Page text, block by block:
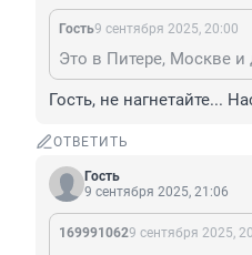
Гость9 сентября 2025, 20:00
Гость, не нагнетайте...
ОТВЕТИТЬ
Гость
9 сентября 2025, 21:06
1699910629 сентября 2025,